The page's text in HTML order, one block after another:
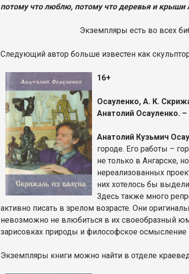
потому что люблю, потому что деревья и
Экземпляры есть во всех
Следующий автор больше известен как
16+
Осауленко, А. К.
Анатолий Осауленко.
Анатолий Кузьмич
городе. Его работы –
не только в Ангарске,
нереализованных
них хотелось бы
Здесь также много
активно писать в зрелом возрасте. Они
невозможно не влюбиться в их своеобразный
зарисовках природы и философское осмысление
Экземпляры книги можно найти в отделе